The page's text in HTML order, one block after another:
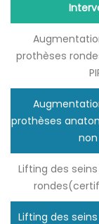
prothèses
prothèses
non
Lifting des
Lifting des